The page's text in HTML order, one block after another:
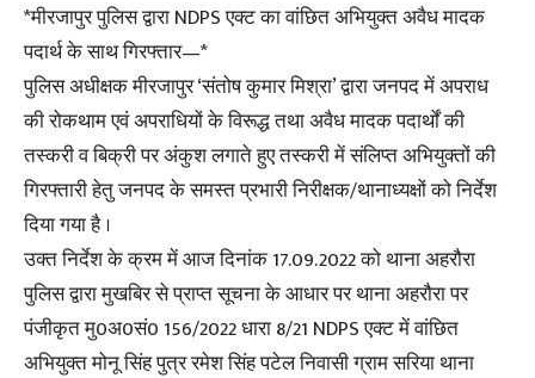
*मीरजापुर पुलिस द्वारा NDPS एक्ट का वांछित अभियुक्त अवैध मादक
पदार्थ के साथ गिरफ्तार—*
पुलिस अधीक्षक मीरजापुर ‘संतोष कुमार मिश्रा’ द्वारा जनपद में अपराध
की रोकथाम एवं अपराधियों के विरूद्ध तथा अवैध मादक पदार्थों की
तस्करी व बिक्री पर अंकुश लगाते हुए तस्करी में संलिप्त अभियुक्तों की
गिरफ्तारी हेतु जनपद के समस्त प्रभारी निरीक्षक/थानाध्यक्षों को निर्देश
दिया गया है ।
उक्त निर्देश के क्रम में आज दिनांक 17.09.2022 को थाना अहरौरा
पुलिस द्वारा मुखबिर से प्राप्त सूचना के आधार पर थाना अहरौरा पर
पंजीकृत मु0अ0सं0 156/2022 धारा 8/21 NDPS एक्ट में वांछित
अभियुक्त मोनू सिंह पुत्र रमेश सिंह पटेल निवासी ग्राम सरिया थाना